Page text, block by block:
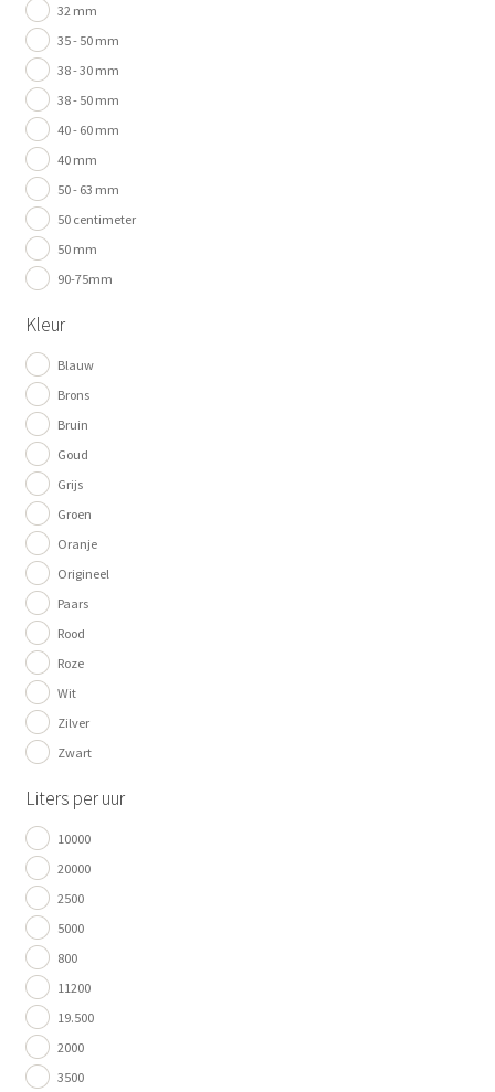
32 mm
35 - 50 mm
38 - 30 mm
38 - 50 mm
40 - 60 mm
40 mm
50 - 63 mm
50 centimeter
50 mm
90-75mm
Kleur
Blauw
Brons
Bruin
Goud
Grijs
Groen
Oranje
Origineel
Paars
Rood
Roze
Wit
Zilver
Zwart
Liters per uur
10000
20000
2500
5000
800
11200
19.500
2000
3500